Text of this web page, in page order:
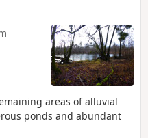
areas of alluvial
ponds and abundant